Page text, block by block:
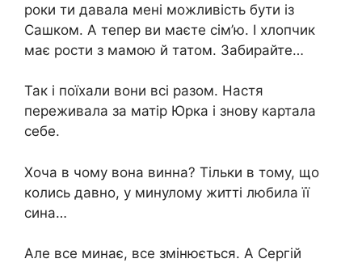
роки ти давала мені можливість бути із
Сашком. А тепер ви маєте сім’ю. І хлопчик
має рости з мамою й татом. Забирайте…
Так і поїхали вони всі разом. Настя
переживала за матір Юрка і знову картала
себе.
Хоча в чому вона винна? Тільки в тому, що
колись давно, у минулому житті любила її
сина…
Але все минає, все змінюється. А Сергій